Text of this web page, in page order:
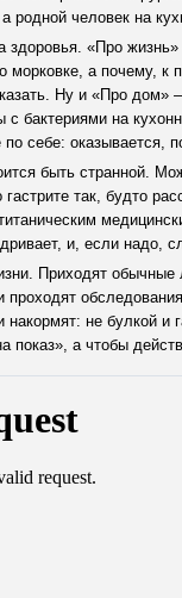
а родной человек на
здоровья. «Про
морковке, а почему,
Ну и «Про
с бактериями на
по себе: оказывается,
быть странной.
гастрите так, будто
и, если надо,
Приходят
проходят
не булкой и
показ», а чтобы